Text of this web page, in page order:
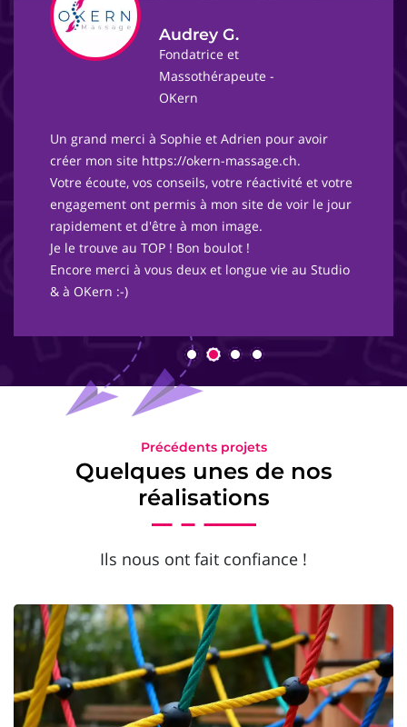
Audrey G.
Fondatrice et
Massothérapeute -
OKern
Un grand merci à Sophie et Adrien pour avoir
créer mon site https://okern-massage.ch.
Votre écoute, vos conseils, votre réactivité et votre
engagement ont permis à mon site de voir le jour
rapidement et d'être à mon image.
Je le trouve au TOP ! Bon boulot !
Encore merci à vous deux et longue vie au Studio
& à OKern :-)
Précédents projets
Quelques unes de nos
réalisations
Ils nous ont fait confiance !